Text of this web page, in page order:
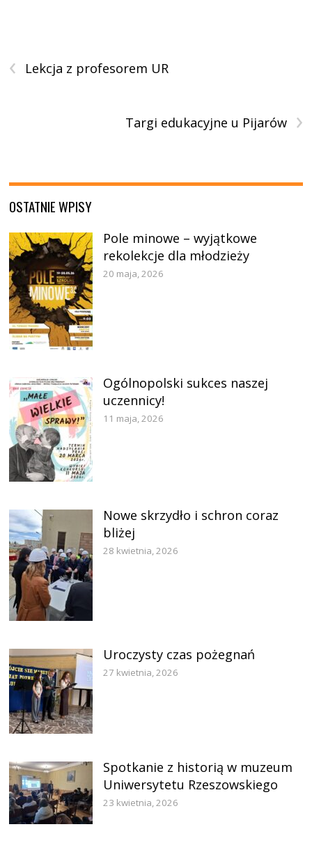
‹ Lekcja z profesorem UR
›
Targi edukacyjne u Pijarów
OSTATNIE WPISY
Pole minowe – wyjątkowe
rekolekcje dla młodzieży
20 maja, 2026
Ogólnopolski sukces naszej
uczennicy!
11 maja, 2026
Nowe skrzydło i schron coraz
bliżej
28 kwietnia, 2026
Uroczysty czas pożegnań
27 kwietnia, 2026
Spotkanie z historią w muzeum
Uniwersytetu Rzeszowskiego
23 kwietnia, 2026